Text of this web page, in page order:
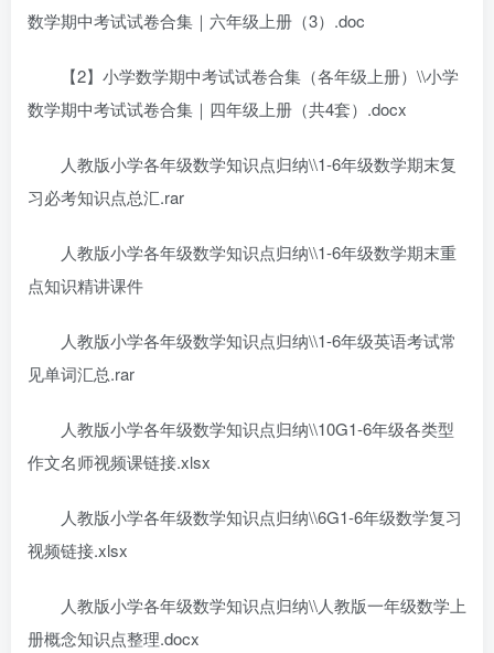
数学期中考试试卷合集｜六年级上册（3）.doc
【2】小学数学期中考试试卷合集（各年级上册）\\小学
数学期中考试试卷合集｜四年级上册（共4套）.docx
人教版小学各年级数学知识点归纳\\1-6年级数学期末复
习必考知识点总汇.rar
人教版小学各年级数学知识点归纳\\1-6年级数学期末重
点知识精讲课件
人教版小学各年级数学知识点归纳\\1-6年级英语考试常
见单词汇总.rar
人教版小学各年级数学知识点归纳\\10G1-6年级各类型
作文名师视频课链接.xlsx
人教版小学各年级数学知识点归纳\\6G1-6年级数学复习
视频链接.xlsx
人教版小学各年级数学知识点归纳\\人教版一年级数学上
册概念知识点整理.docx